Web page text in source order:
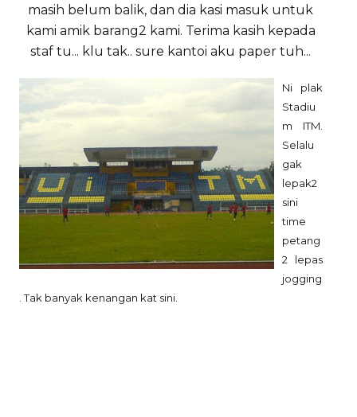
masih belum balik, dan dia kasi masuk untuk
kami amik barang2 kami. Terima kasih kepada
staf tu... klu tak.. sure kantoi aku paper tuh...
Ni plak
Stadiu
m ITM.
Selalu
gak
lepak2
sini
time
petang
2 lepas
jogging
. Tak banyak kenangan kat sini.